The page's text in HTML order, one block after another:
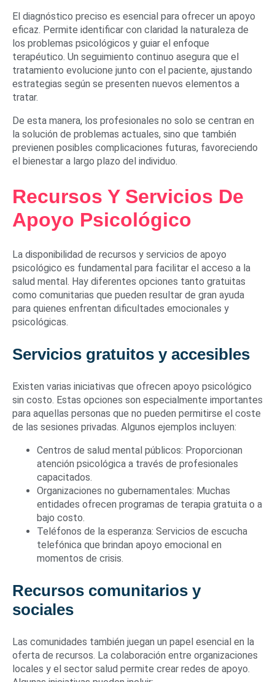
El diagnóstico preciso es esencial para ofrecer un apoyo
eficaz. Permite identificar con claridad la naturaleza de
los problemas psicológicos y guiar el enfoque
terapéutico. Un seguimiento continuo asegura que el
tratamiento evolucione junto con el paciente, ajustando
estrategias según se presenten nuevos elementos a
tratar.
De esta manera, los profesionales no solo se centran en
la solución de problemas actuales, sino que también
previenen posibles complicaciones futuras, favoreciendo
el bienestar a largo plazo del individuo.
Recursos Y Servicios De
Apoyo Psicológico
La disponibilidad de recursos y servicios de apoyo
psicológico es fundamental para facilitar el acceso a la
salud mental. Hay diferentes opciones tanto gratuitas
como comunitarias que pueden resultar de gran ayuda
para quienes enfrentan dificultades emocionales y
psicológicas.
Servicios gratuitos y accesibles
Existen varias iniciativas que ofrecen apoyo psicológico
sin costo. Estas opciones son especialmente importantes
para aquellas personas que no pueden permitirse el coste
de las sesiones privadas. Algunos ejemplos incluyen:
Centros de salud mental públicos: Proporcionan
atención psicológica a través de profesionales
capacitados.
Organizaciones no gubernamentales: Muchas
entidades ofrecen programas de terapia gratuita o a
bajo costo.
Teléfonos de la esperanza: Servicios de escucha
telefónica que brindan apoyo emocional en
momentos de crisis.
Recursos comunitarios y
sociales
Las comunidades también juegan un papel esencial en la
oferta de recursos. La colaboración entre organizaciones
locales y el sector salud permite crear redes de apoyo.